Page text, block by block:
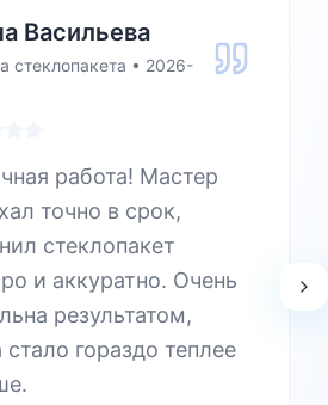
Васильева
стеклопакета • 2026-
работа! Мастер
точно в срок,
стеклопакет
и аккуратно. Очень
результатом,
гораздо теплее